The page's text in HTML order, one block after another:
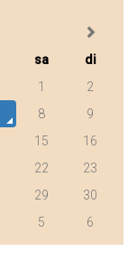
sa
di
1
2
8
9
15
16
22
23
29
30
5 6